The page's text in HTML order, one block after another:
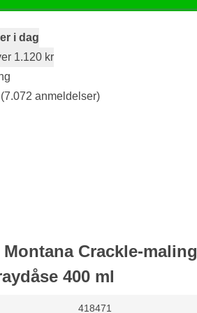
i dag
1.120 kr
anmeldelser)
Crackle-maling
400 ml
418471